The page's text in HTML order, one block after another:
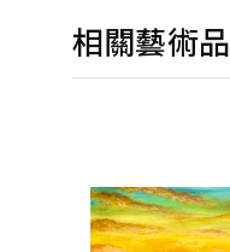
相關藝術品